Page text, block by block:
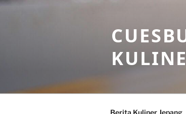
Skip
Berita Kuliner Jepang